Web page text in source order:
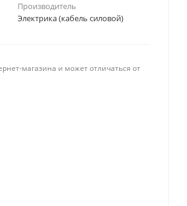
Производитель
Электрика (кабель силовой)
магазина и может отличаться от